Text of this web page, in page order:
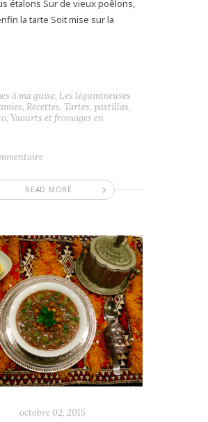
étalons Sur de vieux poêlons,
la tarte Soit mise sur la
READ MORE
à ma guise, Les légumineuses
, Recettes, Tartes, pastillas,
, Yaourts et fromages en
octobre 02, 2015